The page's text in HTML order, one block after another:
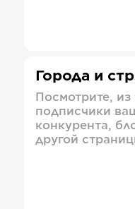
Города и
Посмотрите, из
подписчики
конкурента,
другой